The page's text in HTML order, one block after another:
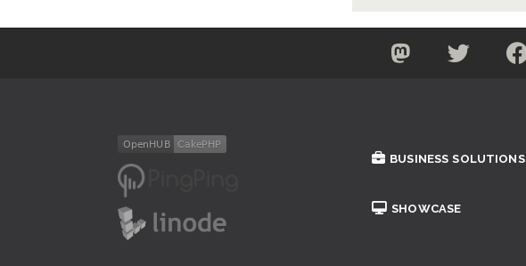
BUSINESS SOLUTIONS
SHOWCASE